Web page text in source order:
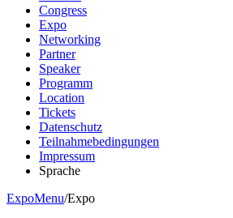
Congress
Expo
Networking
Partner
Speaker
Programm
Location
Tickets
Datenschutz
Teilnahmebedingungen
Impressum
Sprache
ExpoMenu/Expo